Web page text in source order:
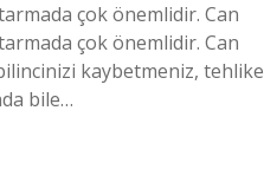
çok önemlidir. Can
çok önemlidir. Can
kaybetmeniz, tehlike
bile…